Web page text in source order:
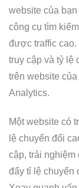
website của
công cụ tìm
được traffic
truy cập và tỷ lệ
trên website
Analytics.
Một website có
lệ chuyển đổi
cập, trải nghiệm
đẩy tỉ lệ chuyển